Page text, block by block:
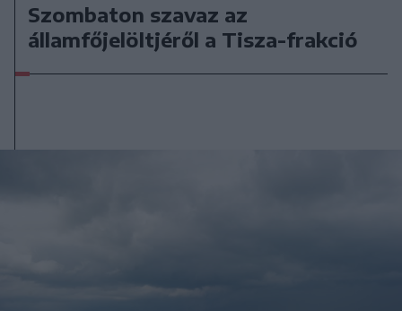
Szombaton szavaz az
államfőjelöltjéről a Tisza-frakció